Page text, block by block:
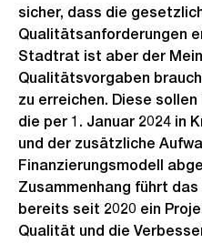
sicher, dass die
Qualitätsanforderungen
Stadtrat ist aber der
Qualitätsvorgaben
zu erreichen. Diese
die per 1. Januar 2024 in
und der zusätzliche
Finanzierungsmodell
Zusammenhang führt
bereits seit 2020 ein
Qualität und die